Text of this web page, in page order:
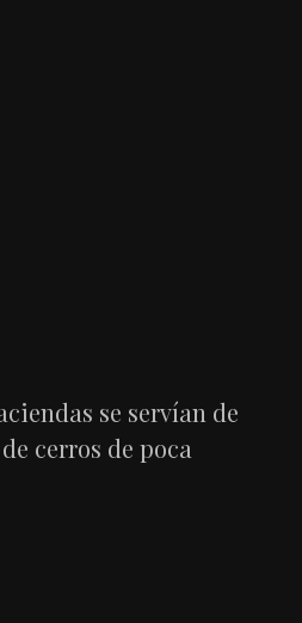
se servían de
cerros de poca